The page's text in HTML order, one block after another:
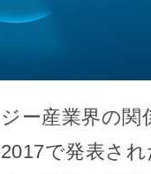
ー産業界の関
で発表さ